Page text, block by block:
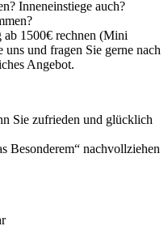
Inneneinstiege auch?
ab 1500€ rechnen (Mini
und fragen Sie gerne nach
Angebot.
Sie zufrieden und glücklich
Besonderem“ nachvollziehen